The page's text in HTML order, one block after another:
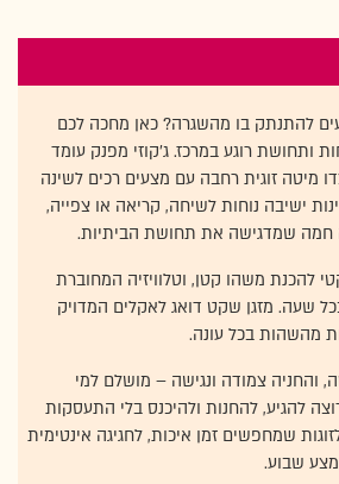
להתנתק בו מהשגרה? כאן מחכה לכם
ותחושת רוגע במרכז. ג'קוזי מפנק עומד
מיטה זוגית רחבה עם מצעים רכים לשינה
ישיבה נוחות לשיחה, קריאה או צפייה,
חמה שמדגישה את תחושת הביתיות.
להכנת משהו קטן, וטלוויזיה המחוברת
בכל שעה. מזגן שקט דואג לאקלים המדויק
מהשהות בכל עונה.
והחניה צמודה ונגישה – מושלם למי
להגיע, להחנות ולהיכנס בלי התעסקות
שמחפשים זמן איכות, לחגיגה אינטימית
שבוע.